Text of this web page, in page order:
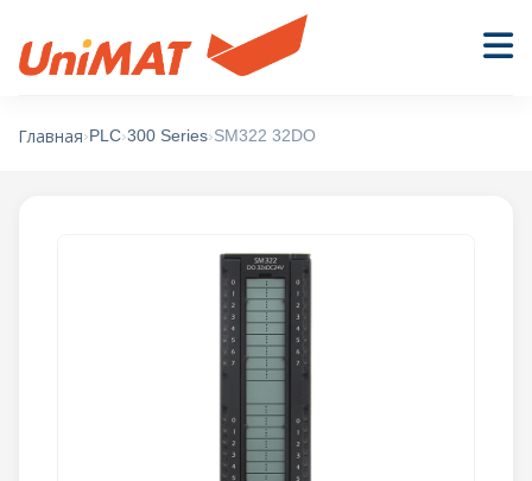
Главная› PLC›300 Series›SM322 32DO